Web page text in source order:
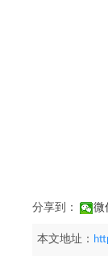
分享到： 微
本文地址：